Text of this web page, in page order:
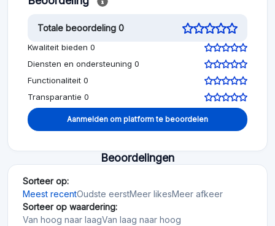
Totale beoordeling 0
Kwaliteit bieden 0
Diensten en ondersteuning 0
Functionaliteit 0
Transparantie 0
Aanmelden om platform te beoordelen
Beoordelingen
Sorteer op:
Meest recentOudste eerstMeer likesMeer afkeer
Sorteer op waardering:
Van hoog naar laagVan laag naar hoog